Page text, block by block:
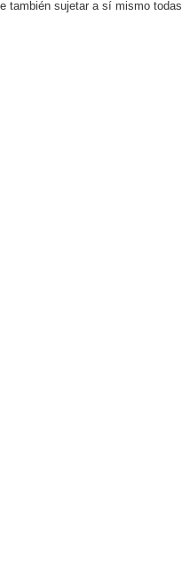
también sujetar a sí mismo todas